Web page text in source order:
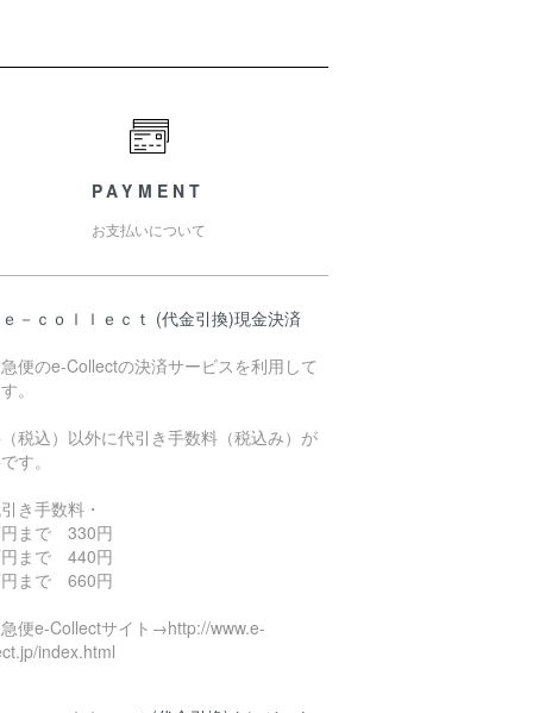
PAYMENT
お支払いについて
－ｃｏｌｌｅｃｔ (代金引換)現金決済
便のe-Collectの決済サービスを利用して
。
税込）以外に代引き手数料（税込み）が
す。
引き手数料・
まで 330円
円まで 440円
まで 660円
便e-Collectサイト→http://www.e-
index.html